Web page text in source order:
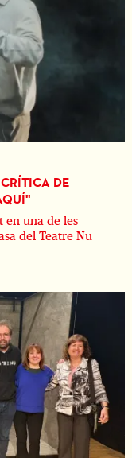
DE
en una de les
del Teatre Nu